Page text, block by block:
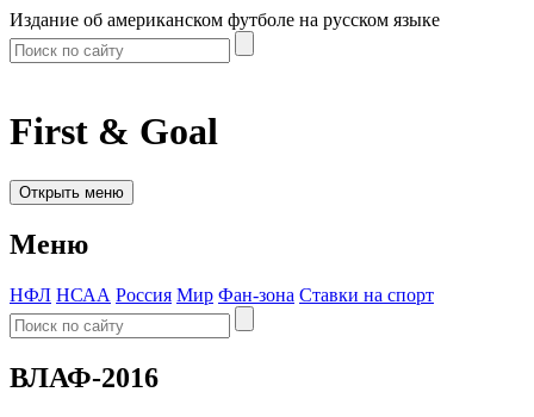
Издание об американском футболе на русском языке
First & Goal
Открыть меню
Меню
НФЛ НСАА Россия Мир Фан-зона Ставки на спорт
ВЛАФ-2016